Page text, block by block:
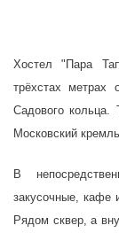
Хостел "Пара
трёхстах метрах
Садового
Московский
В
закусочные, кафе
Рядом сквер, а